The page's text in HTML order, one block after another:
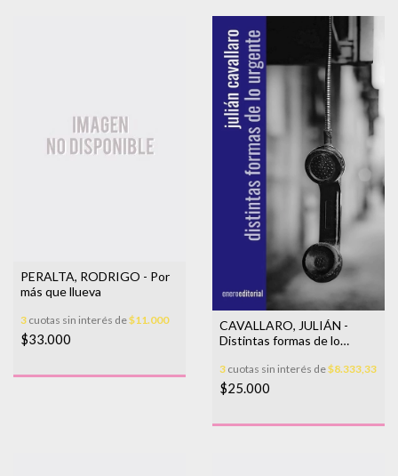
PERALTA, RODRIGO - Por
más que llueva
3 cuotas sin interés de$11.000
$33.000
CAVALLARO, JULIÁN -
Distintas formas de lo
3 cuotas sin interés de$8.333,33
$25.000